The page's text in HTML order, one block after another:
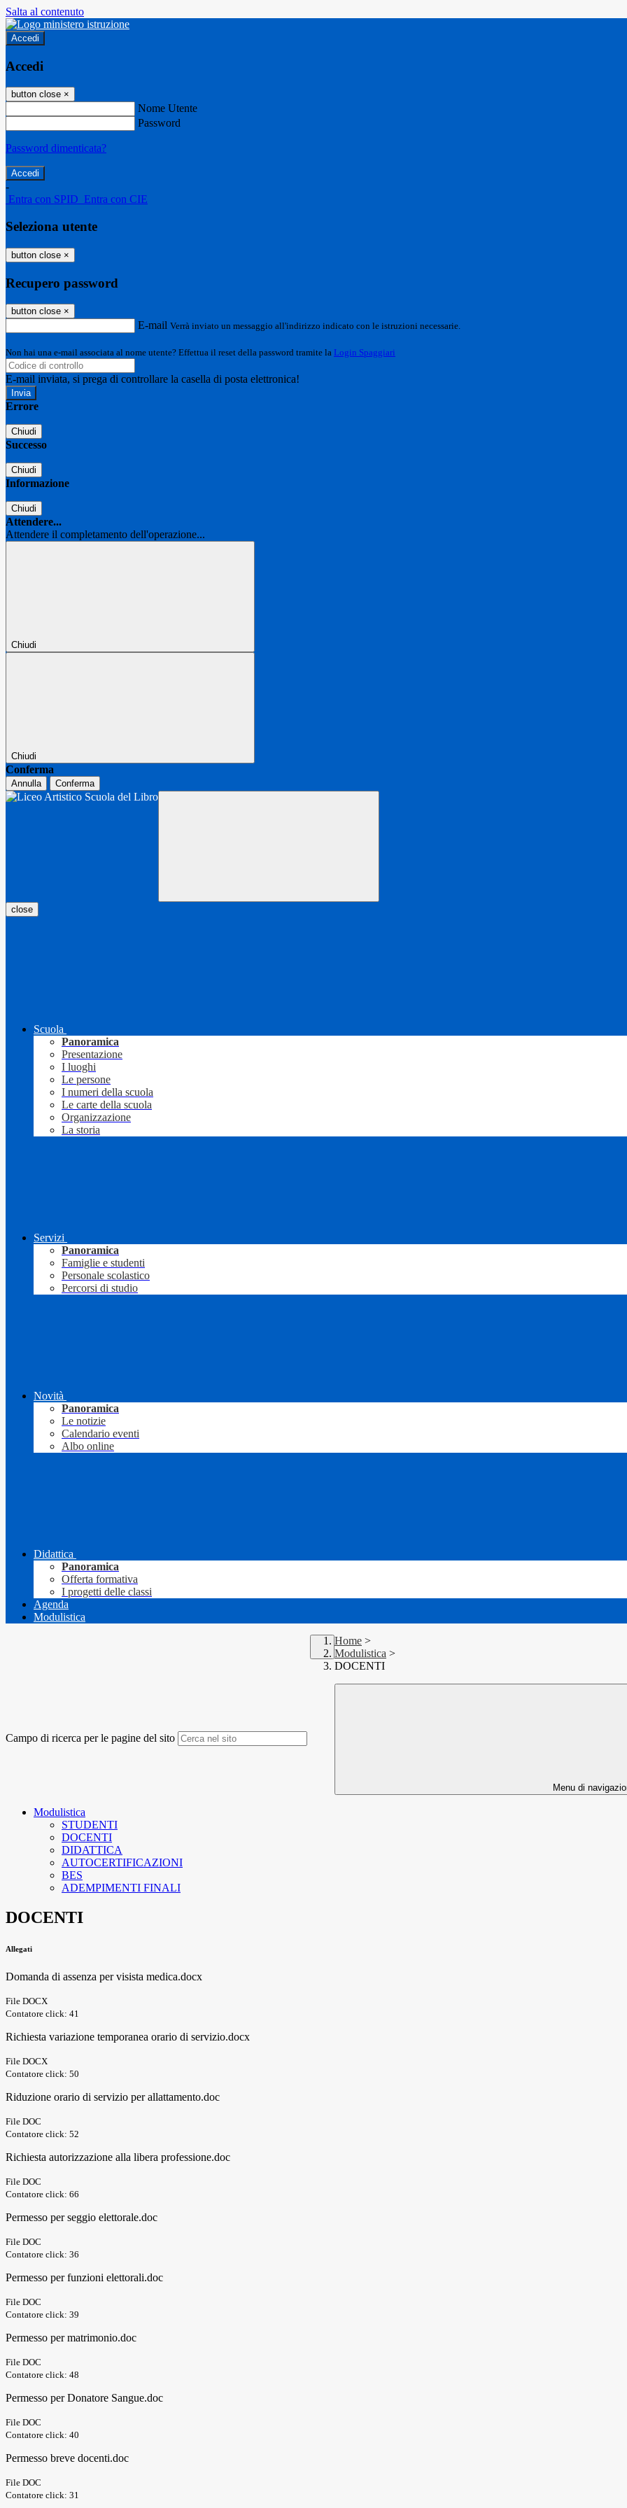
Salta al contenuto
Accedi
Accedi
button close ×
Nome Utente
Password
Password dimenticata?
-
Entra con SPID Entra con CIE
Seleziona utente
button close ×
Recupero password
button close ×
E-mail Verrà inviato un messaggio all'indirizzo indicato con le istruzioni necessarie.
Non hai una e-mail associata al nome utente? Effettua il reset della password tramite la Login Spaggiari
E-mail inviata, si prega di controllare la casella di posta elettronica!
Errore
Chiudi
Successo
Chiudi
Informazione
Chiudi
Attendere...
Attendere il completamento dell'operazione...
Chiudi
Chiudi
Conferma
Annulla Conferma
close
Scuola
Panoramica
Presentazione
I luoghi
Le persone
I numeri della scuola
Le carte della scuola
Organizzazione
La storia
Servizi
Panoramica
Famiglie e studenti
Personale scolastico
Percorsi di studio
Novità
Panoramica
Le notizie
Calendario eventi
Albo online
Didattica
Panoramica
Offerta formativa
I progetti delle classi
Agenda
Modulistica
Campo di ricerca per le pagine del sito
Home >
Modulistica >
DOCENTI
Menu di
Modulistica
STUDENTI
DOCENTI
DIDATTICA
AUTOCERTIFICAZIONI
BES
ADEMPIMENTI FINALI
DOCENTI
Allegati
Domanda di assenza per visista medica.docx
File DOCX
Contatore click: 41
Richiesta variazione temporanea orario di servizio.docx
File DOCX
Contatore click: 50
Riduzione orario di servizio per allattamento.doc
File DOC
Contatore click: 52
Richiesta autorizzazione alla libera professione.doc
File DOC
Contatore click: 66
Permesso per seggio elettorale.doc
File DOC
Contatore click: 36
Permesso per funzioni elettorali.doc
File DOC
Contatore click: 39
Permesso per matrimonio.doc
File DOC
Contatore click: 48
Permesso per Donatore Sangue.doc
File DOC
Contatore click: 40
Permesso breve docenti.doc
File DOC
Contatore click: 31